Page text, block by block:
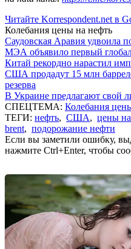
Читайте Korrespondent.net в
Колебания цены на нефть
Саудовская Аравия удвоила
МЭА объявило первый
Китай рекордно нарастил
США продадут 15 млн
резерва
В Украине предлагают свой
СПЕЦТЕМА: Колебания
ТЕГИ: нефть, США, цены
brent, подорожание нефти
Если вы заметили ошибку,
нажмите Ctrl+Enter, чтобы